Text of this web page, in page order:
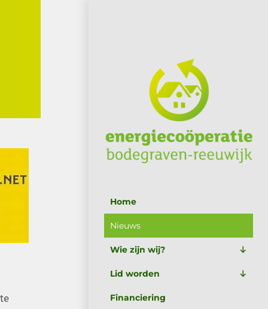
Home
Nieuws
Wie zijn wij?
Lid worden
Financiering